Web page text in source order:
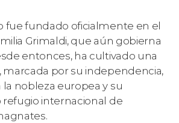
fue fundado oficialmente en el
Grimaldi, que aún gobierna
entonces, ha cultivado una
marcada por su independencia,
nobleza europea y su
internacional de